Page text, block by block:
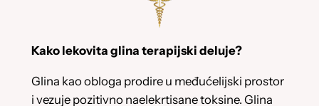
Kako lekovita glina terapijski deluje?
Glina kao obloga prodire u međućelijski prostor
i vezuje pozitivno naelekrtisane toksine. Glina